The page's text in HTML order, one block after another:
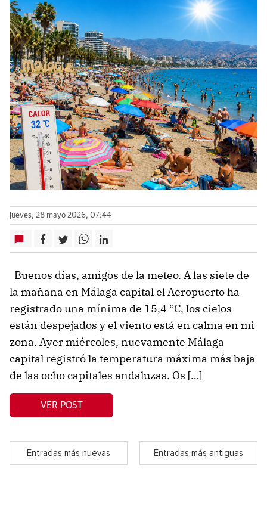
jueves, 28 mayo 2026, 07:44
Buenos días, amigos de la meteo. A las siete de
la mañana en Málaga capital el Aeropuerto ha
registrado una mínima de 15,4 °C, los cielos
están despejados y el viento está en calma en mi
zona. Ayer miércoles, nuevamente Málaga
capital registró la temperatura máxima más baja
de las ocho capitales andaluzas. Os […]
VER POST
Entradas más nuevas Entradas más antiguas